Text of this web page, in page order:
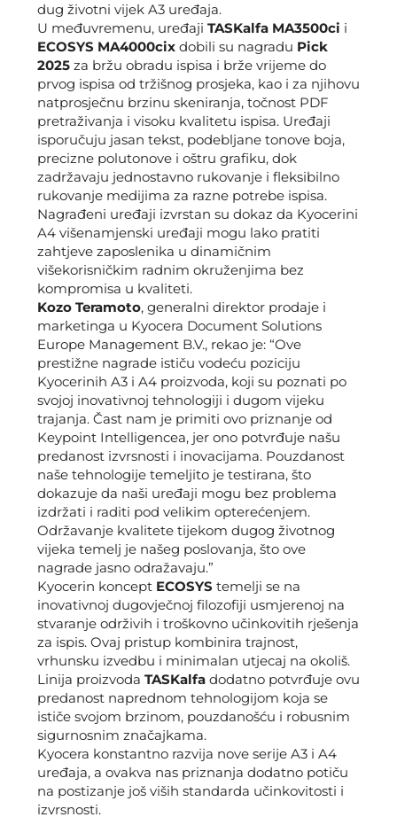
dug životni vijek A3 uređaja.
U međuvremenu, uređaji TASKalfa MA3500ci i
ECOSYS MA4000cix dobili su nagradu Pick
2025 za bržu obradu ispisa i brže vrijeme do
prvog ispisa od tržišnog prosjeka, kao i za njihovu
natprosječnu brzinu skeniranja, točnost PDF
pretraživanja i visoku kvalitetu ispisa. Uređaji
isporučuju jasan tekst, podebljane tonove boja,
precizne polutonove i oštru grafiku, dok
zadržavaju jednostavno rukovanje i fleksibilno
rukovanje medijima za razne potrebe ispisa.
Nagrađeni uređaji izvrstan su dokaz da Kyocerini
A4 višenamjenski uređaji mogu lako pratiti
zahtjeve zaposlenika u dinamičnim
višekorisničkim radnim okruženjima bez
kompromisa u kvaliteti.
Kozo Teramoto, generalni direktor prodaje i
marketinga u Kyocera Document Solutions
Europe Management B.V., rekao je: “Ove
prestižne nagrade ističu vodeću poziciju
Kyocerinih A3 i A4 proizvoda, koji su poznati po
svojoj inovativnoj tehnologiji i dugom vijeku
trajanja. Čast nam je primiti ovo priznanje od
Keypoint Intelligencea, jer ono potvrđuje našu
predanost izvrsnosti i inovacijama. Pouzdanost
naše tehnologije temeljito je testirana, što
dokazuje da naši uređaji mogu bez problema
izdržati i raditi pod velikim opterećenjem.
Održavanje kvalitete tijekom dugog životnog
vijeka temelj je našeg poslovanja, što ove
nagrade jasno odražavaju.”
Kyocerin koncept ECOSYS temelji se na
inovativnoj dugovječnoj filozofiji usmjerenoj na
stvaranje održivih i troškovno učinkovitih rješenja
za ispis. Ovaj pristup kombinira trajnost,
vrhunsku izvedbu i minimalan utjecaj na okoliš.
Linija proizvoda TASKalfa dodatno potvrđuje ovu
predanost naprednom tehnologijom koja se
ističe svojom brzinom, pouzdanošću i robusnim
sigurnosnim značajkama.
Kyocera konstantno razvija nove serije A3 i A4
uređaja, a ovakva nas priznanja dodatno potiču
na postizanje još viših standarda učinkovitosti i
izvrsnosti.